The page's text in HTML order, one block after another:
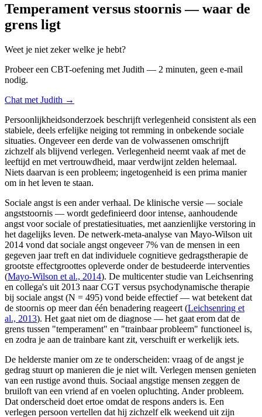
Temperament versus stoornis — waar de
grens ligt
Weet je niet zeker welke je hebt?
Probeer een CBT-oefening met Judith — 2 minuten, geen e-mail
nodig.
Chat met Judith →
Persoonlijkheidsonderzoek beschrijft verlegenheid consistent als een
stabiele, deels erfelijke neiging tot remming in onbekende sociale
situaties. Ongeveer een derde van de volwassenen omschrijft
zichzelf als blijvend verlegen. Verlegenheid neemt vaak af met de
leeftijd en met vertrouwdheid, maar verdwijnt zelden helemaal.
Niets daarvan is een probleem; ingetogenheid is een prima manier
om in het leven te staan.
Sociale angst is een ander verhaal. De klinische versie — sociale
angststoornis — wordt gedefinieerd door intense, aanhoudende
angst voor sociale of prestatiesituaties, met aanzienlijke verstoring in
het dagelijks leven. De netwerk-meta-analyse van Mayo-Wilson uit
2014 vond dat sociale angst ongeveer 7% van de mensen in een
gegeven jaar treft en dat individuele cognitieve gedragstherapie de
grootste effectgroottes opleverde onder de bestudeerde interventies
(Mayo-Wilson et al., 2014). De multicenter studie van Leichsenring
en collega's uit 2013 naar CGT versus psychodynamische therapie
bij sociale angst (N = 495) vond beide effectief — wat betekent dat
de stoornis op meer dan één benadering reageert (Leichsenring et
al., 2013). Het gaat niet om de diagnose — het gaat erom dat de
grens tussen "temperament" en "trainbaar probleem" functioneel is,
en zodra je aan de trainbare kant zit, verschuift er werkelijk iets.
De helderste manier om ze te onderscheiden: vraag of de angst je
gedrag stuurt op manieren die je niet wilt. Verlegen mensen genieten
van een rustige avond thuis. Sociaal angstige mensen zeggen de
bruiloft van een vriend af en voelen opluchting. Ander probleem.
Dat onderscheid doet ertoe omdat de respons anders is. Een
verlegen persoon vertellen dat hij zichzelf elk weekend uit zijn